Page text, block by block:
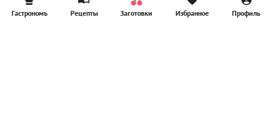
Гастрономъ Рецепты Заготовки Избранное Профиль